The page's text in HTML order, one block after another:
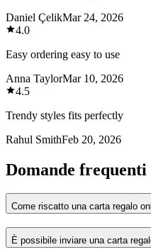
Daniel ÇelikMar 24, 2026
4.0
Easy ordering easy to use
Anna TaylorMar 10, 2026
4.5
Trendy styles fits perfectly
Rahul SmithFeb 20, 2026
Domande frequenti
Come riscatto una carta regalo
È possibile inviare una carta